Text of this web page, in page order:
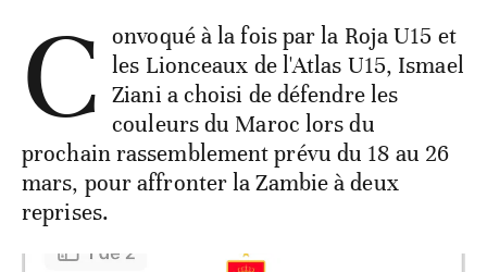
C onvoqué à la fois par la Roja U15 et
les Lionceaux de l'Atlas U15, Ismael
Ziani a choisi de défendre les
couleurs du Maroc lors du
prochain rassemblement prévu du 18 au 26
mars, pour affronter la Zambie à deux
reprises.